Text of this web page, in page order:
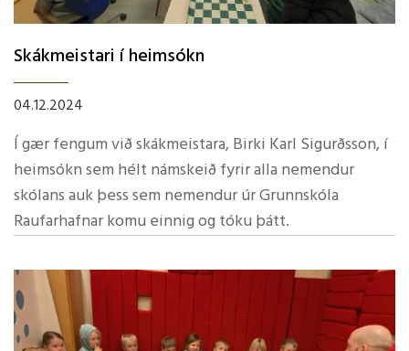
Skákmeistari í heimsókn
04.12.2024
Í gær fengum við skákmeistara, Birki Karl Sigurðsson, í
heimsókn sem hélt námskeið fyrir alla nemendur
skólans auk þess sem nemendur úr Grunnskóla
Raufarhafnar komu einnig og tóku þátt.